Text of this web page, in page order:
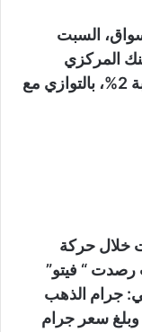
السبت
قرار البنك المركزي
المصري الأخير برفع أسعار الفائدة بنسبة 2%، بالتوازي مع
خلال حركة
رصدت “ فيتو”
جرام الذهب
للشراء، وبلغ سعر جرام